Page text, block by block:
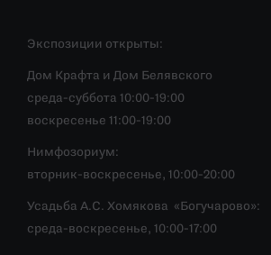
Экспозиции открыты:
Дом Крафта и Дом Белявского
среда-суббота 10:00-19:00
воскресенье 11:00-19:00
Нимфозориум:
вторник-воскресенье, 10:00-20:00
Усадьба А.С. Хомякова «Богучарово»:
среда-воскресенье, 10:00-17:00